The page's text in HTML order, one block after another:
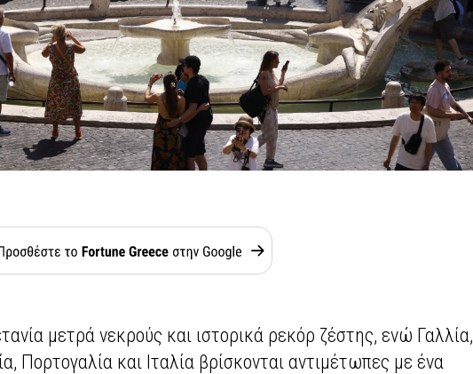
μετρά νεκρούς και ιστορικά ρεκόρ ζέστης, ενώ Γαλλία,
Πορτογαλία και Ιταλία βρίσκονται αντιμέτωπες με ένα